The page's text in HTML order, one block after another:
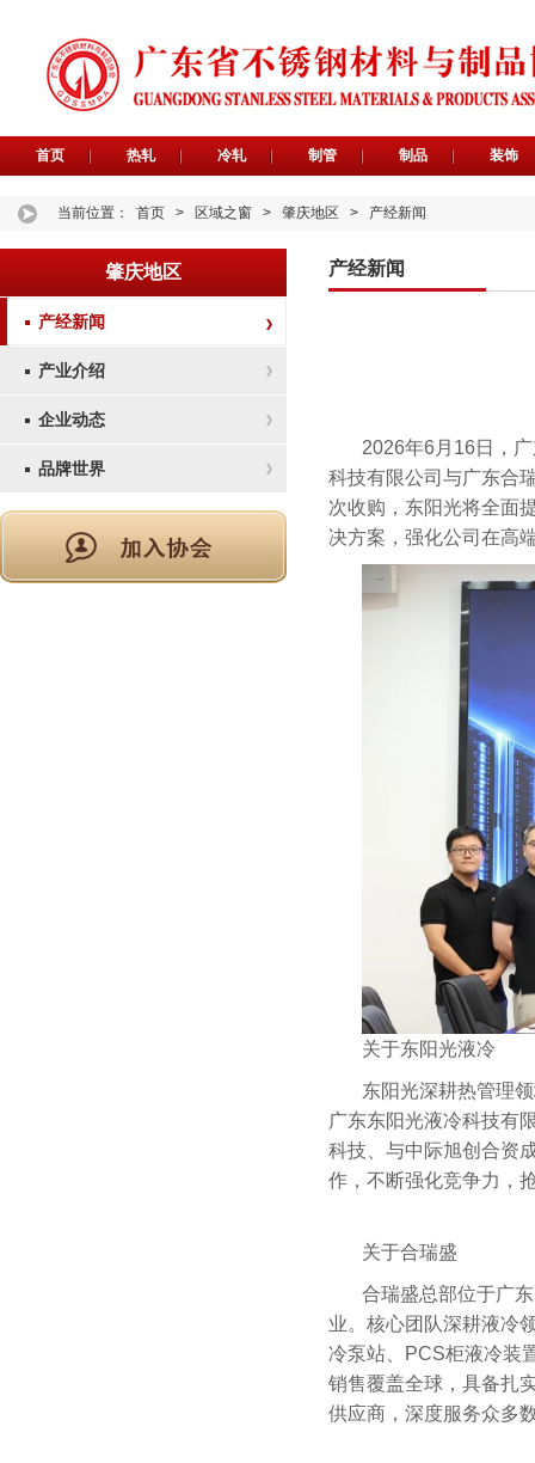
首页 热轧 冷轧 制管 制品 装饰
当前位置： 首页 > 区域之窗 > 肇庆地区 > 产经新闻
肇庆地区
产经新闻
产业介绍
企业动态
品牌世界
产经新闻
2026年6月16日，
科技有限公司与广东合
次收购，东阳光将全面
决方案，强化公司在高
关于东阳光液冷
东阳光深耕热管理
广东东阳光液冷科技有
科技、与中际旭创合资
作，不断强化竞争力，
关于合瑞盛
合瑞盛总部位于广
业。核心团队深耕液冷
冷泵站、PCS柜液冷装
销售覆盖全球，具备扎
供应商，深度服务众多